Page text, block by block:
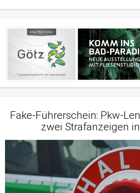
Fake-Führerschein: Pkw-
zwei Strafanzeigen